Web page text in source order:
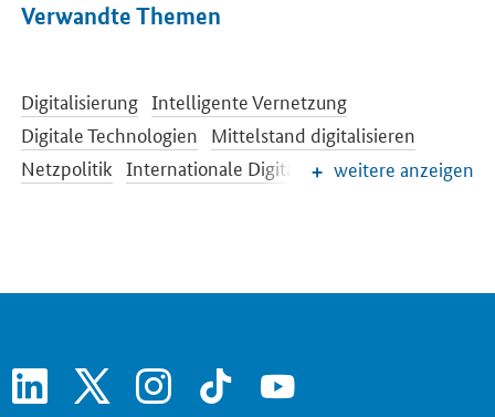
Verwandte Themen
Digitalisierung Intelligente Vernetzung
Digitale Technologien Mittelstand digitalisieren
Netzpolitik Internationale Digitalpolitikweitere anzeigen
linkedin instagram tiktok youtube